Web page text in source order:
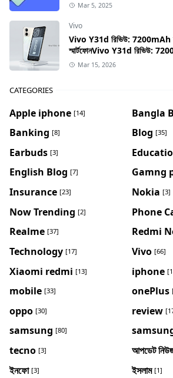
Mar 5, 2025
Vivo
Vivo Y31d রিভিউ: 7200mAh
স্মার্টফোনVivo Y31d রিভিউ:
বাজেট স্মার্টফোন
Mar 15, 2026
CATEGORIES
Apple iphone [14] Bangla
Banking [8] Blog [35]
Earbuds [3]
English Blog [7] Gamng
Insurance [23] Nokia [3]
Now Trending [2] Phone
Realme [37] Redmi
Technology [17] Vivo [66]
Xiaomi redmi [13] iphone
mobile [33] onePlus
oppo [30] review
samsung [80]
tecno [3] আপডেট
ইনফো [3] ইসলাম [1]